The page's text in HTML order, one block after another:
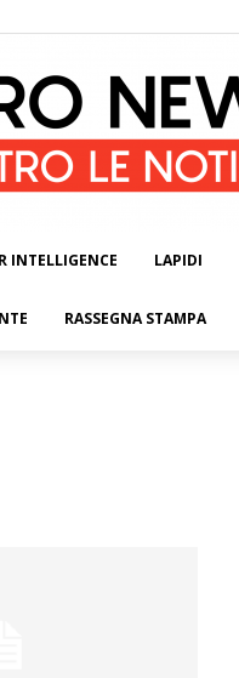
INTELLIGENCE LAPIDI
RASSEGNA STAMPA